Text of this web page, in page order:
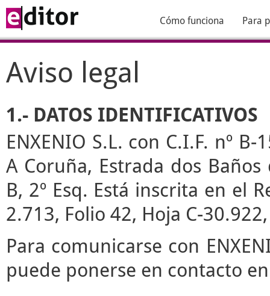
Cómo funciona Para
Aviso legal
1.- DATOS IDENTIFICATIVOS
ENXENIO S.L. con C.I.F. nº
A Coruña, Estrada dos
B, 2º Esq. Está inscrita en el
2.713, Folio 42, Hoja C-
Para comunicarse con
puede ponerse en contacto